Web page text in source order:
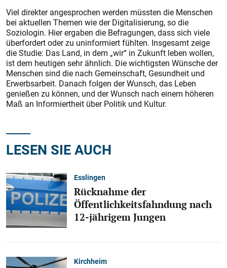
Viel direkter angesprochen werden müssten die Menschen
bei aktuellen Themen wie der Digitalisierung, so die
Soziologin. Hier ergaben die Befragungen, dass sich viele
überfordert oder zu uninformiert fühlten. Insgesamt zeige
die Studie: Das Land, in dem „wir“ in Zukunft leben wollen,
ist dem heutigen sehr ähnlich. Die wichtigsten Wünsche der
Menschen sind die nach Gemeinschaft, Gesundheit und
Erwerbsarbeit. Danach folgen der Wunsch, das Leben
genießen zu können, und der Wunsch nach einem höheren
Maß an Informiertheit über Politik und Kultur.
LESEN SIE AUCH
Esslingen
Rücknahme der
Öffentlichkeitsfahndung nach
12-jährigem Jungen
Kirchheim